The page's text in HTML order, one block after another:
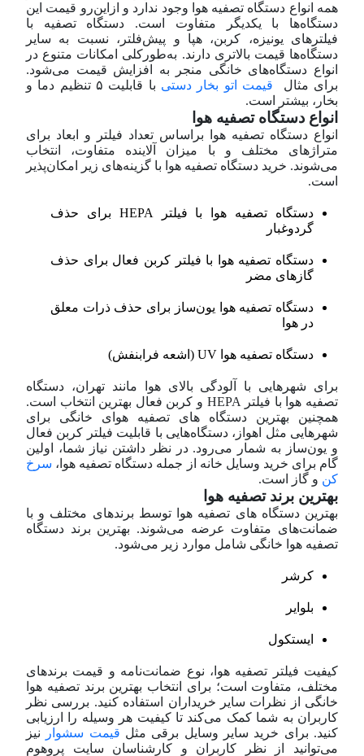
همه انواع دستگاه تصفیه هوا وجود ندارد و ازاین‌رو قیمت این
دستگاه‌ها با یکدیگر متفاوت است. دستگاه تصفیه با
فیلترهای یونیزه، کربن، هپا و پیش‌فلتر، نسبت به سایر
دستگاه‌ها قیمت بالاتری دارند. به‌طورکلی امکانات متنوع در
انواع دستگاه‌های خانگی منجر به افزایش قیمت می‌شود.
برای مثال قیمت اتو بخار دستی
با قابلیت ۵ تنظیم دما و
بخار، بیشتر است.
انواع دستگاه تصفیه هوا
انواع دستگاه تصفیه هوا بر‌اساس تعداد فیلتر و ابعاد برای
متراژهای مختلف و با میزان آلاینده متفاوت، انتخاب
می‌شوند. خرید دستگاه تصفیه هوا با گزینه‌های زیر امکان‌پذیر
است.
دستگاه تصفیه هوا با فیلتر HEPA برای حذف
گرد‌وغبار
دستگاه تصفیه هوا با فیلتر کربن فعال برای حذف
گازهای مضر
دستگاه تصفیه هوا یون‌ساز برای حذف ذرات معلق
در هوا
دستگاه تصفیه هوا UV (اشعه فرابنفش)
برای شهرهایی با آلودگی بالای هوا مانند تهران، دستگاه
تصفیه هوا با فیلتر HEPA و کربن فعال بهترین انتخاب است.
همچنین بهترین دستگاه های تصفیه هوای خانگی برای
شهرهایی مثل اهواز، دستگاه‌هایی با قابلیت فیلتر کربن فعال
و یون‌ساز به شمار می‌رود. در نظر داشتن نیاز شما، اولین
گام برای خرید وسایل خانه از جمله دستگاه تصفیه هوا، سرخ
کن و گاز است.
بهترین برند تصفیه هوا
بهترین دستگاه های تصفیه هوا توسط برندهای مختلف و با
ضمانت‌های متفاوت عرضه می‌شوند. بهترین برند دستگاه
تصفیه هوا خانگی شامل موارد زیر می‌شود.
کرشر
بلوایر
ایستکول
کیفیت فیلتر تصفیه هوا، نوع ضمانت‌نامه و قیمت برندهای
مختلف، متفاوت است؛ برای انتخاب بهترین برند تصفیه هوا
خانگی از نظرات سایر خریداران استفاده کنید. بررسی نظر
کاربران به شما کمک می‌کند تا کیفیت هر وسیله را ارزیابی
کنید. برای خرید سایر وسایل برقی مثل قیمت سشوار
نیز
می‌توانید از نظر کاربران و کارشناسان سایت پروهوم